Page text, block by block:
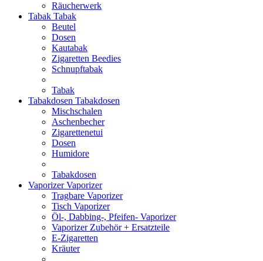
Räucherwerk
Tabak Tabak
Beutel
Dosen
Kautabak
Zigaretten Beedies
Schnupftabak
Tabak
Tabakdosen Tabakdosen
Mischschalen
Aschenbecher
Zigarettenetui
Dosen
Humidore
Tabakdosen
VaporizerVaporizer
Tragbare Vaporizer
Tisch Vaporizer
Öl-, Dabbing-, Pfeifen- Vaporizer
Vaporizer Zubehör + Ersatzteile
E-Zigaretten
Kräuter